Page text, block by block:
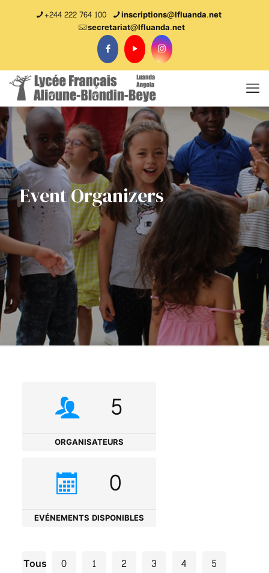
+244 222 764 100
inscriptions@lfluanda.net
secretariat@Ifluanda.net
Event Organizers
5
ORGANISATEURS
0
EVÉNEMENTS DISPONIBLES
Tous 0 1 2 3 4
5